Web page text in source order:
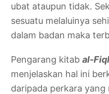
ubat ataupun tidak.
sesuatu melaluinya
dalam badan maka
Pengarang kitabal-
menjelaskan hal ini
daripada perkara yang